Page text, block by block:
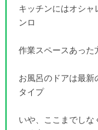
キッチンにはオシャ
ンロ
作業スペースあった
お風呂のドアは最新
タイプ
いや、ここまでしな